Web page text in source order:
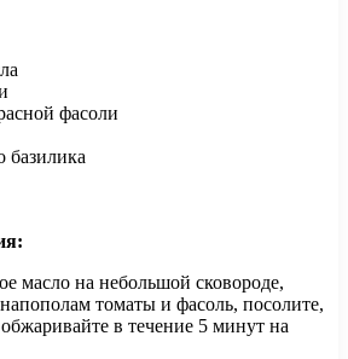
фасоли
базилика
масло на небольшой сковороде,
томаты и фасоль, посолите,
в течение 5 минут на